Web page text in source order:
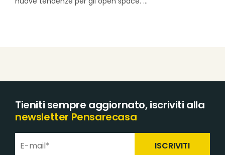
Tieniti sempre aggiornato, iscriviti alla
newsletter Pensarecasa
ISCRIVITI